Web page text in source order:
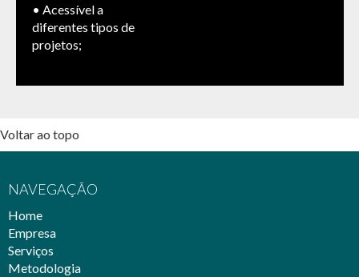
• Acessível a
diferentes tipos de
projetos;
Voltar ao topo
NAVEGAÇÃO
Home
Empresa
Serviços
Metodologia